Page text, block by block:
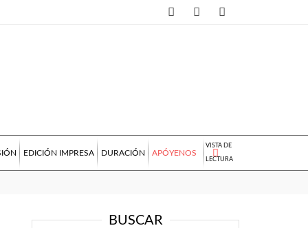
EDICIÓN IMPRESA DURACIÓN APÓYENOS
VISTA DE
LECTURA
BUSCAR